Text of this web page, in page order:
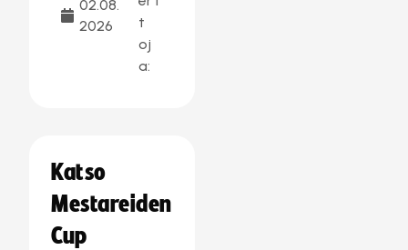
02.08.
2026
t
oj
a:
Katso
Mestareiden
Cup